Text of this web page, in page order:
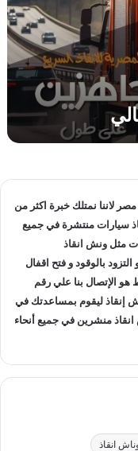
لاننا نمتلك خبرة اكثر من
سياراتمنتشرة في جميع
مثل ونش انقاذ
بالوقود و فتح اقفال
الإتصال بنا عليرقم
إنقاذليقوم بمساعدتك في
منشرين في جميع أنحاء
انقاذ